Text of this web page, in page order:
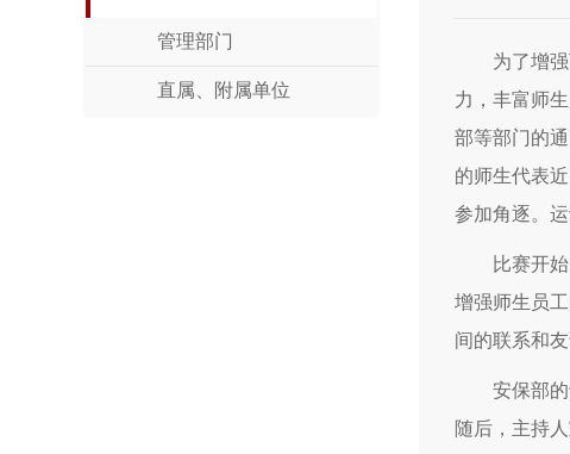
管理部门
直属、附属单位
为了增
力，丰富师
部等部门的
的师生代表
参加角逐。
比赛开
增强师生员
间的联系和
安保部
随后，主持